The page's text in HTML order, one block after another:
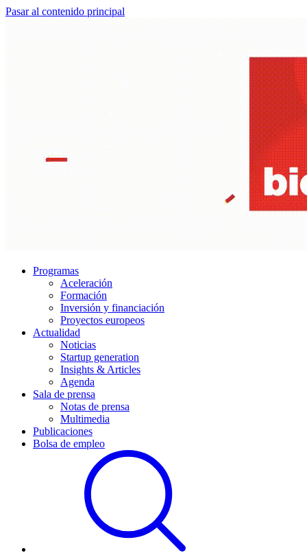
Pasar al contenido principal
Programas
Aceleración
Formación
Inversión y financiación
Proyectos europeos
Actualidad
Noticias
Startup generation
Insights & Articles
Agenda
Sala de prensa
Notas de prensa
Multimedia
Publicaciones
Bolsa de empleo